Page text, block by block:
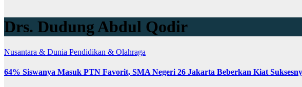
Drs. Dudung Abdul Qodir
Nusantara & Dunia Pendidikan & Olahraga
64% Siswanya Masuk PTN Favorit, SMA Negeri 26 Jakarta Beberkan Kiat